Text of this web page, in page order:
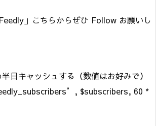
」こちらからぜひ Follow お願いし
日キャッシュする（数値はお好みで）
$subscribers, 60 *